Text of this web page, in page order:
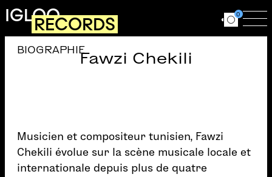
Aller au contenu principal
IGLOORECORDS Ouvrir le
0
Fawzi Chekili
BIOGRAPHIE
Musicien et compositeur tunisien, Fawzi
Chekili évolue sur la scène musicale locale et
internationale depuis plus de quatre